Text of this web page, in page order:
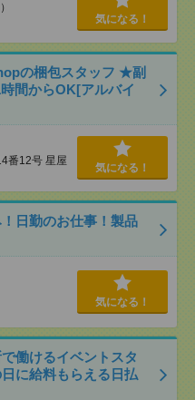
気になる！
の梱包スタッフ ★副
間からOK[アルバイ
番12号 星屋
気になる！
日勤のお仕事！製品
気になる！
働けるイベントスタ
に給料もらえる日払